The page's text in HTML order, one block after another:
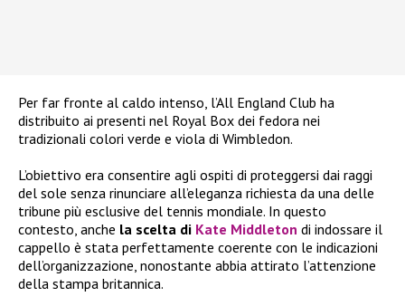
Per far fronte al caldo intenso, l’All England Club ha
distribuito ai presenti nel Royal Box dei fedora nei
tradizionali colori verde e viola di Wimbledon.
L’obiettivo era consentire agli ospiti di proteggersi dai raggi
del sole senza rinunciare all’eleganza richiesta da una delle
tribune più esclusive del tennis mondiale. In questo
contesto, anche la scelta di Kate Middleton di indossare il
cappello è stata perfettamente coerente con le indicazioni
dell’organizzazione, nonostante abbia attirato l’attenzione
della stampa britannica.